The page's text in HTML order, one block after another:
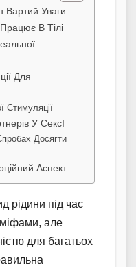
Вартий Уваги
Працює В Тілі
Для
Стимуляції
У СексІ
Досягти
Аспект
рідини під час
міфами, але
для багатьох